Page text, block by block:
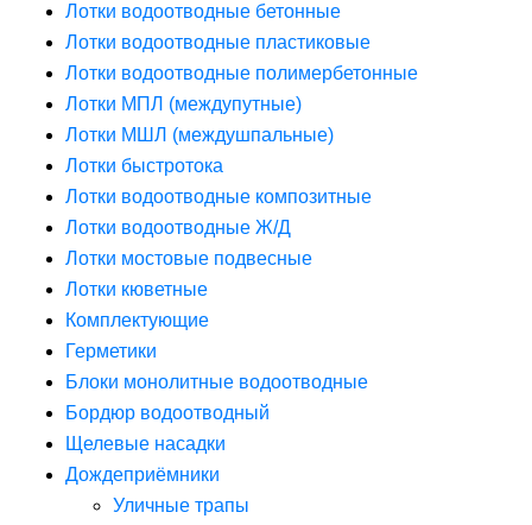
Лотки водоотводные бетонные
Лотки водоотводные пластиковые
Лотки водоотводные полимербетонные
Лотки МПЛ (междупутные)
Лотки МШЛ (междушпальные)
Лотки быстротока
Лотки водоотводные композитные
Лотки водоотводные Ж/Д
Лотки мостовые подвесные
Лотки кюветные
Комплектующие
Герметики
Блоки монолитные водоотводные
Бордюр водоотводный
Щелевые насадки
Дождеприёмники
Уличные трапы